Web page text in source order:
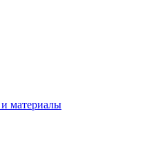
и материалы